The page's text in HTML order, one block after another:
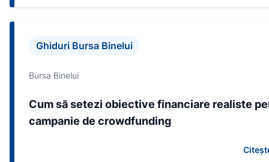
Ghiduri Bursa Binelui
Bursa Binelui
Cum să setezi obiective financiare realiste
campanie de crowdfunding